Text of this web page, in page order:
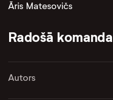
Āris Matesovičs
Radošā komanda
Autors